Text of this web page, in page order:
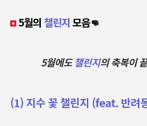
5월의 챌린지 모음👊
5월에도챌린지의 축복이
(1) 지수 꽃 챌린지 (feat. 반려